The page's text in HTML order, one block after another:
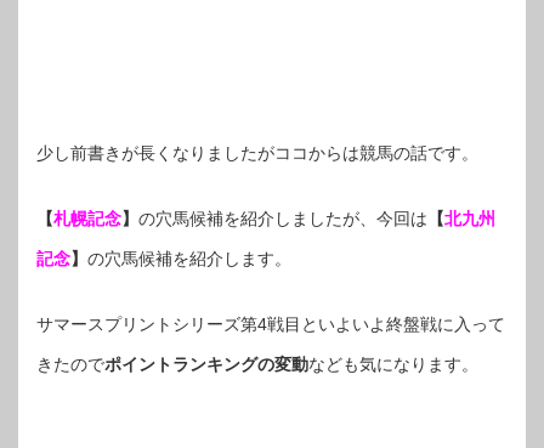
少し前書きが長くなりましたがココからは競馬の話です。
【札幌記念】 の穴馬候補を紹介しましたが、今回は 【北九州
記念】 の穴馬候補を紹介します。
サマースプリントシリーズ第4戦目といよいよ終盤戦に入って
きたのでポイントランキングの変動なども気になります。